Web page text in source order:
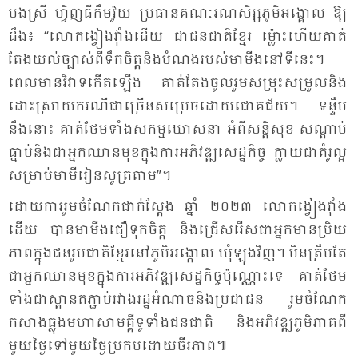
បង​ស្រី ហ្វិញ​ធី​កឹម​វ៉ូយ ប្រ​ធាន​គណៈ​រណ​សិរ្ស​ភូមិ​អង្គោល ឱ្យ​
ដឹង៖ “លោក​ង្វៀង​វ៉ាំង​ដើយ ជា​ជន​ជាតិ​ខ្មែរ ម៉្លោះ​ហើយ​គាត់​
តែង​យល់​ច្បាស់​ពី​ទឹក​ចិត្ត​និង​បំ​ណង​របស់​មា​មីង​នៅ​ទី​នេះ។
ពេល​មាន​វិវាទ​កើត​ឡើង គាត់​តែង​ចូល​រួម​សម្រុះ​សម្រួល​និង​
ដោះ​ស្រាយ​ករណី​ជា​ច្រើនសម្រេច​ដោយ​ជោគ​ជ័យ។ ទន្ទឹម​
នឹង​នោះ គាត់​ថែម​ទាំង​សកម្ម​ឃោស​នា អំ​ពី​សន្តិ​សុខ សណ្តាប់​
ធ្នាប់​និង​ជា​អ្នក​ឈាន​មុខ​ក្នុង​ការ​អភិវឌ្ឍ​សេដ្ឋ​កិច្ច ក្លាយ​ជា​គំរូ​ល្អ​
សម្រាប់​មា​មី​រៀន​សូត្រ​តាម”។
ដោយ​ការ​រួម​ចំ​ណែក​ជាក់​ស្តែង ឆ្នាំ ២០២៣ លោក​ង្វៀង​វ៉ាំង​
ដើយ បាន​មា​មីង​ជឿ​ទុក​ចិត្ត និង​ជ្រើស​រើស​ជា​អ្នក​មាន​ប្រិយ​
ភាព​ក្នុង​ជនរួម​ជាតិ​ខ្មែរ​នៅ​ភូមិ​អង្កោល ឃុំ​ឡុង​វិញ។ មិន​ត្រឹម​តែ​
ជា​អ្នក​ឈាន​មុខ​ក្នុង​ការ​អភិ​វឌ្ឍ​សេដ្ឋ​កិច្ច​ប៉ុណ្ណោះ​ទេ គាត់​ថែម​
ទាំង​ជា​ស្ពានតភ្ជាប់​រវាង​រដ្ឋ​អំ​ណាច​និង​ប្រ​ជា​ជន រួម​ចំ​ណែក​
កសាង​ធ្លុង​មហា​សាម​គ្គី​ទូ​ទាំង​ជន​ជាតិ និង​អភិ​វឌ្ឍ​ភូមិ​ភាគ​ពី​
មួយ​ថ្ងៃ​ទៅ​មួយ​ថ្ងៃ​ប្រ​កប​ដោយ​ចីរ​ភាព៕